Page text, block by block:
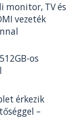
monitor, TV és
vezeték
os
érkezik
–